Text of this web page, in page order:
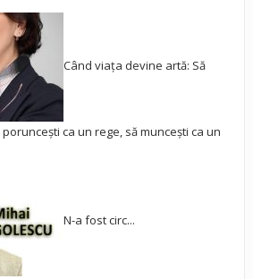
Când viața devine artă: Să
ca un rege, să muncești ca un
N-a fost circ...